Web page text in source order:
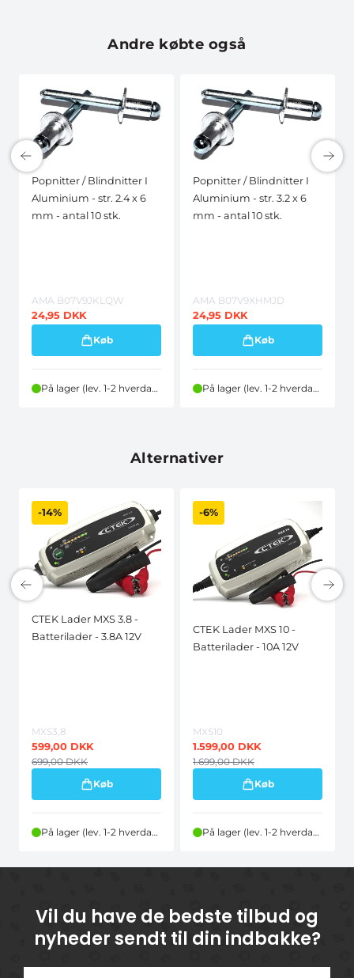
Andre købte også
Popnitter / Blindnitter I
Aluminium - str. 2.4 x 6
mm - antal 10 stk.
AMA B07V9JKLQW
24,95 DKK
Køb
På lager (lev. 1-2 hverdage)
Popnitter / Blindnitter I
Aluminium - str. 3.2 x 6
mm - antal 10 stk.
AMA B07V9XHMJD
24,95 DKK
Køb
På lager (lev. 1-2 hverdage)
Alternativer
-14%
CTEK Lader MXS 3.8 -
Batterilader - 3.8A 12V
MXS3,8
599,00 DKK
699,00DKK
Køb
På lager (lev. 1-2 hverdage)
-6%
CTEK Lader MXS 10 -
Batterilader - 10A 12V
MXS10
1.599,00 DKK
1.699,00DKK
Køb
På lager (lev. 1-2 hverdage)
Vil du have de bedste tilbud og
nyheder sendt til din indbakke?